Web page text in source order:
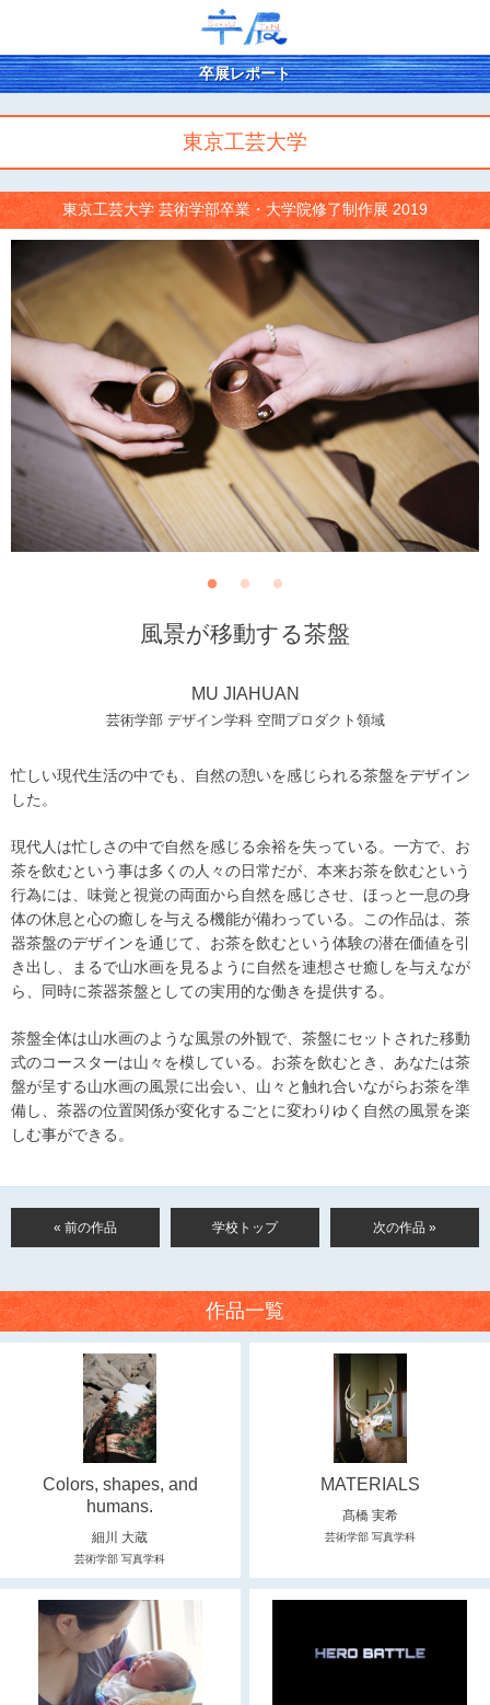
卒展レポート
東京工芸大学
東京工芸大学 芸術学部卒業・大学院修了制作展 2019
風景が移動する茶盤
MU JIAHUAN
芸術学部 デザイン学科 空間プロダクト領域
忙しい現代生活の中でも、自然の憩いを感じられる茶盤をデザイン
した。
現代人は忙しさの中で自然を感じる余裕を失っている。一方で、お
茶を飲むという事は多くの人々の日常だが、本来お茶を飲むという
行為には、味覚と視覚の両面から自然を感じさせ、ほっと一息の身
体の休息と心の癒しを与える機能が備わっている。この作品は、茶
器茶盤のデザインを通じて、お茶を飲むという体験の潜在価値を引
き出し、まるで山水画を見るように自然を連想させ癒しを与えなが
ら、同時に茶器茶盤としての実用的な働きを提供する。
茶盤全体は山水画のような風景の外観で、茶盤にセットされた移動
式のコースターは山々を模している。お茶を飲むとき、あなたは茶
盤が呈する山水画の風景に出会い、山々と触れ合いながらお茶を準
備し、茶器の位置関係が変化するごとに変わりゆく自然の風景を楽
しむ事ができる。
« 前の作品 学校トップ 次の作品 »
作品一覧
Colors, shapes, and
humans.
細川 大蔵
芸術学部 写真学科
MATERIALS
髙橋 実希
芸術学部 写真学科